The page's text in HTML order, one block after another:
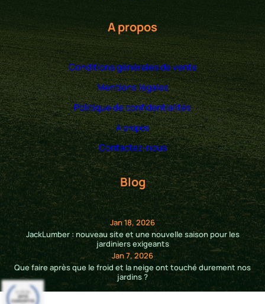
A propos
Conditions générales de vente
Mentions légales
Politique de confidentialités
A propos
Contactez-nous
Blog
Jan 18, 2026
JackLumber : nouveau site et une nouvelle saison pour les
jardiniers exigeants
Jan 7, 2026
Que faire après que le froid et la neige ont touché durement nos
jardins ?